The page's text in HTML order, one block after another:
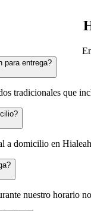
para entrega?
tradicionales que
a domicilio en
nuestro horario